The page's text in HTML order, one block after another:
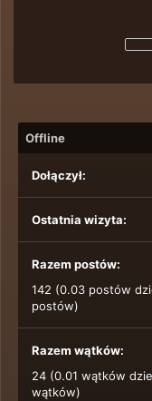
Offline
Dołączył:
Ostatnia wizyta:
Razem postów:
142 (0.03 postów
postów)
Razem wątków:
24 (0.01 wątków
wątków)